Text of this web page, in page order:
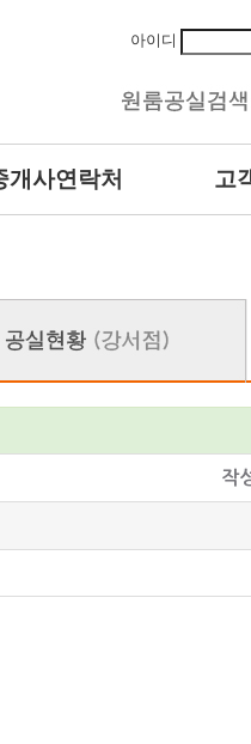
아이디
개사연락처 고
작